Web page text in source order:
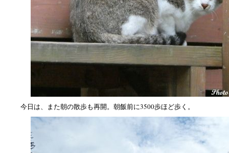
今日は、また朝の散歩も再開。朝飯前に3500歩ほど歩く。